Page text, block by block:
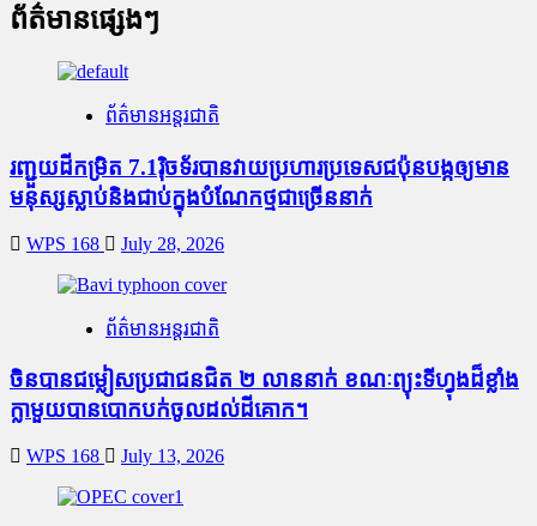
ព័ត៌មានផ្សេងៗ
ព័ត៌មានអន្តរជាតិ
រញ្ជួយដីកម្រិត​ 7.1រ៉ិចទ័របានវាយប្រហារប្រទេសជប៉ុនបង្កឲ្យមាន
មនុស្សស្លាប់​និង​ជាប់ក្នុងបំណែកថ្មជាច្រើននាក់
WPS 168 July 28, 2026
ព័ត៌មានអន្តរជាតិ
ចិនបានជម្លៀសប្រជាជនជិត ២ លាននាក់ ខណៈព្យុះទីហ្វុងដ៏ខ្លាំង
ក្លាមួយបានបោកបក់ចូលដល់ដីគោក។
WPS 168 July 13, 2026